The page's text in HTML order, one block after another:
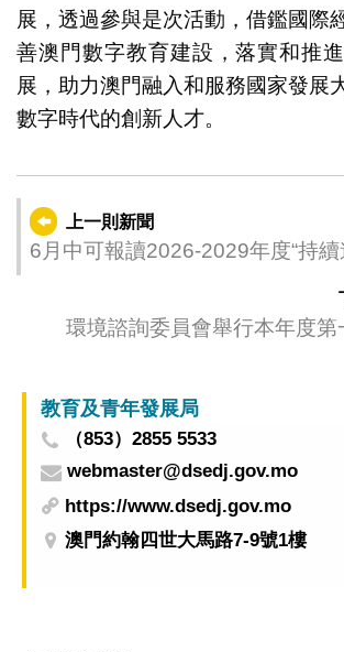
展，透過參與是次活動，借鑑國際
善澳門數字教育建設，落實和推
展，助力澳門融入和服務國家發展
數字時代的創新人才。
上一則新聞
6月中可報讀2026-2029年度“持
劃”課程 教青局提醒居民報讀前
用資源
環境諮詢委員會舉行本年度第
教育及青年發展局
（853）2855 5533
webmaster@dsedj.gov.mo
https://www.dsedj.gov.mo
澳門約翰四世大馬路7-9號1樓